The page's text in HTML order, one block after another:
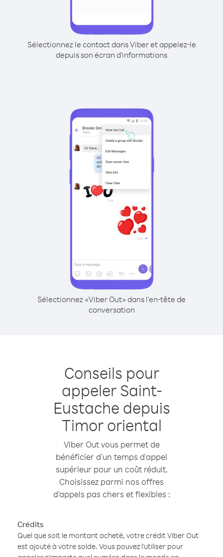
Sélectionnez le contact dans Viber et appelez-le
depuis son écran d'informations
Sélectionnez «Viber Out» dans l'en-tête de
conversation
Conseils pour
appeler Saint-
Eustache depuis
Timor oriental
Viber Out vous permet de
bénéficier d'un temps d'appel
supérieur pour un coût réduit.
Choisissez parmi nos offres
d'appels pas chers et flexibles :
Crédits
Quel que soit le montant acheté, votre crédit Viber Out
est ajouté à votre solde. Vous pouvez l'utiliser pour